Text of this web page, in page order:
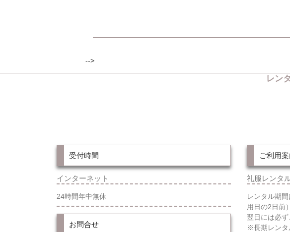
-->
レン
受付時間
インターネット
24時間年中無休
お問合せ
ご利用
礼服レンタ
レンタル期
用日の2日前
翌日には必ず
※長期レンタ